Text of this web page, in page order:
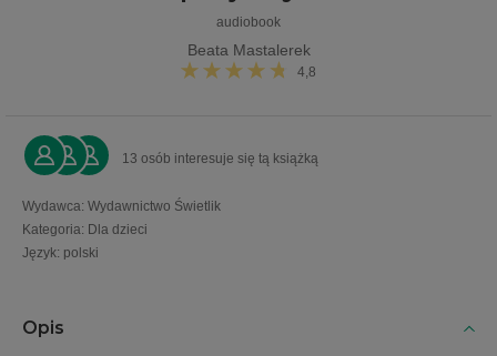
audiobook
Beata Mastalerek
4,8
13 osób interesuje się tą książką
Wydawca: Wydawnictwo Świetlik
Kategoria: Dla dzieci
Język: polski
Opis